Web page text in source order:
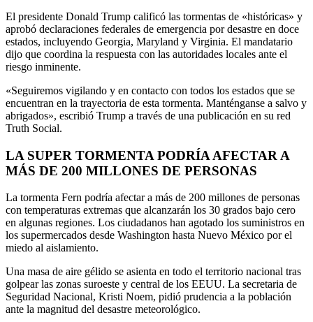
El presidente Donald Trump calificó las tormentas de «históricas» y
aprobó declaraciones federales de emergencia por desastre en doce
estados, incluyendo Georgia, Maryland y Virginia. El mandatario
dijo que coordina la respuesta con las autoridades locales ante el
riesgo inminente.
«Seguiremos vigilando y en contacto con todos los estados que se
encuentran en la trayectoria de esta tormenta. Manténganse a salvo y
abrigados», escribió Trump a través de una publicación en su red
Truth Social.
LA SUPER TORMENTA PODRÍA AFECTAR A
MÁS DE 200 MILLONES DE PERSONAS
La tormenta Fern podría afectar a más de 200 millones de personas
con temperaturas extremas que alcanzarán los 30 grados bajo cero
en algunas regiones. Los ciudadanos han agotado los suministros en
los supermercados desde Washington hasta Nuevo México por el
miedo al aislamiento.
Una masa de aire gélido se asienta en todo el territorio nacional tras
golpear las zonas suroeste y central de los EEUU. La secretaria de
Seguridad Nacional, Kristi Noem, pidió prudencia a la población
ante la magnitud del desastre meteorológico.